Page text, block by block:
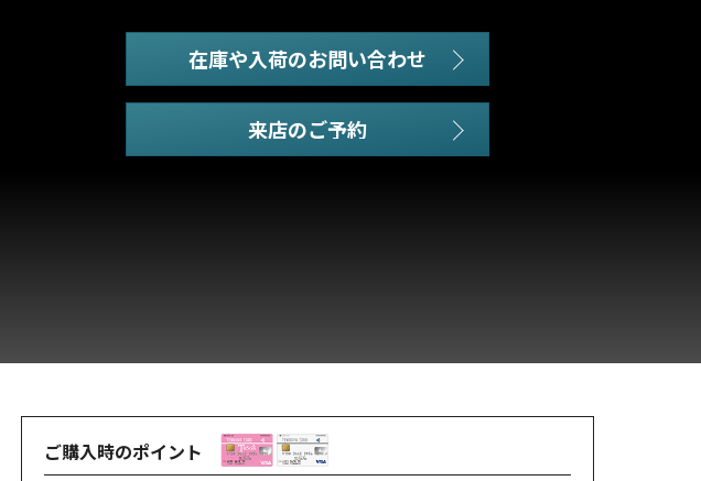
在庫や入荷のお問い合わせ
ご購入時のポイント